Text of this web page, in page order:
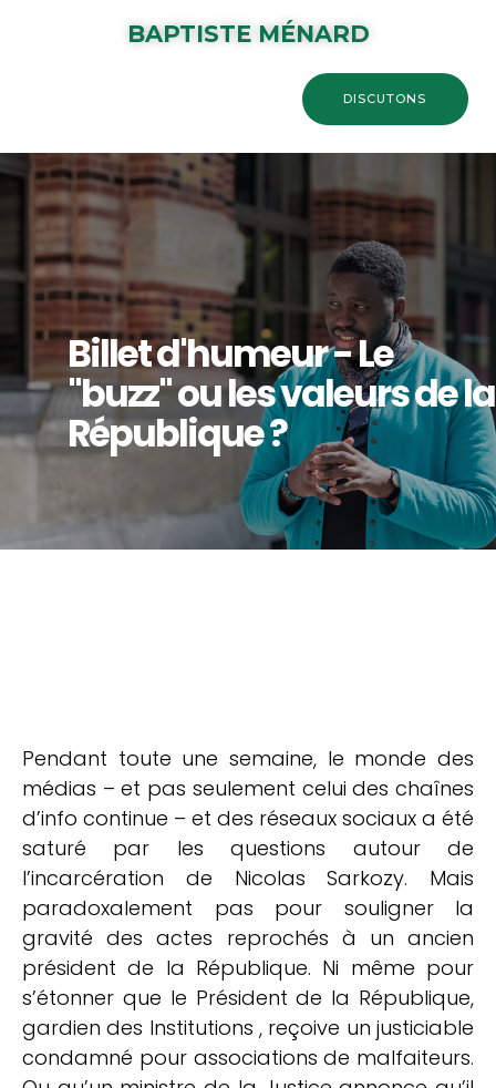
BAPTISTE MÉNARD
DISCUTONS
Billet d'humeur - Le
"buzz" ou les valeurs de la
République ?
Pendant toute une semaine, le monde des
médias – et pas seulement celui des chaînes
d’info continue – et des réseaux sociaux a été
saturé par les questions autour de
l’incarcération de Nicolas Sarkozy. Mais
paradoxalement pas pour souligner la
gravité des actes reprochés à un ancien
président de la République. Ni même pour
s’étonner que le Président de la République,
gardien des Institutions , reçoive un justiciable
condamné pour associations de malfaiteurs.